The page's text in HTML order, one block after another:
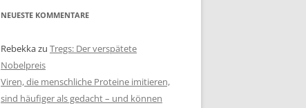
NEUESTE KOMMENTARE
Rebekkazu Tregs: Der verspätete
Nobelpreis
Viren, die menschliche Proteine imitieren,
sind häufiger als gedacht – und können